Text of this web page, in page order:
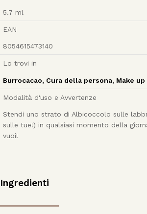
5.7 ml
EAN
8054615473140
Lo trovi in
Burrocacao, Cura della persona, Make up
Modalità d'uso e Avvertenze
Stendi uno strato di Albicoccolo sulle
sulle tue!) in qualsiasi momento della
vuoi!
Ingredienti